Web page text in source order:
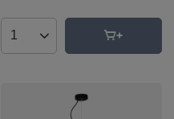
Ilość produktów